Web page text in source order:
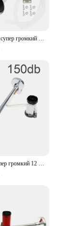
17-дюймовый супер громкий 12 В однотрубный воздушный компрессор, комплект для автомобилей/автомобилей/грузовиков/лодок/мотоциклов/автомобилей